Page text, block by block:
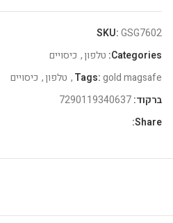
SKU:GSG7602
Categories: טלפון, כיסויים
Tags:gold magsafe
, טלפון, כיסויים
ברקוד:
Share: